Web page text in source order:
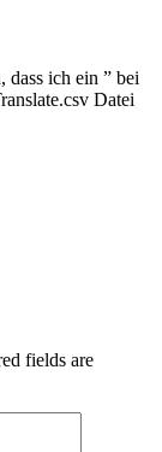
dass ich ein ” bei
Datei
fields are